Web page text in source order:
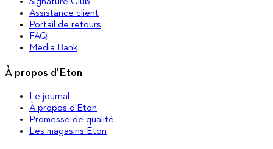
Assistance client
Portail de retours
FAQ
Media Bank
À propos d'Eton
Le journal
À propos d'Eton
Promesse de qualité
Les magasins Eton